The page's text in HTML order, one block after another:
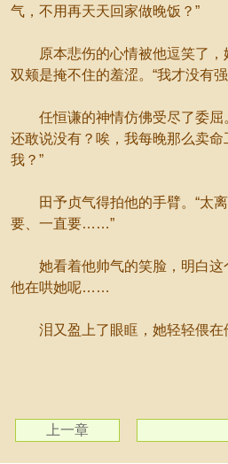
气，不用再天天回家做晚饭？”
原本悲伤的心情被他逗笑了，
双颊是掩不住的羞涩。“我才没有
任恒谦的神情仿佛受尽了委屈
还敢说没有？唉，我每晚那么卖
我？”
田予贞气得拍他的手臂。“太离
要、一直要……”
她看着他帅气的笑脸，明白这
他在哄她呢……
泪又盈上了眼眶，她轻轻偎在
上一章